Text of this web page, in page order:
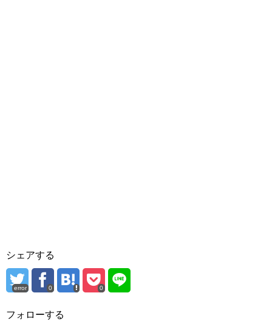
シェアする
error 0 0
フォローする